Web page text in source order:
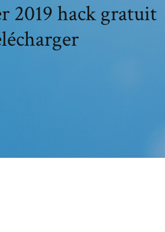
2019 hack gratuit